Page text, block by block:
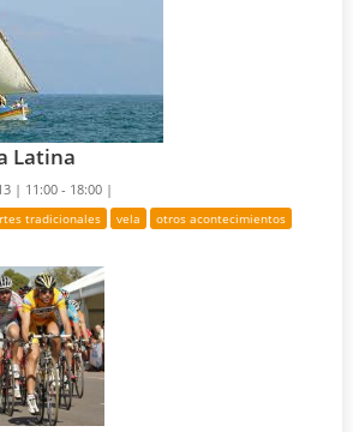
Latina
| 11:00 - 18:00 |
tradicionales vela otros acontecimientos